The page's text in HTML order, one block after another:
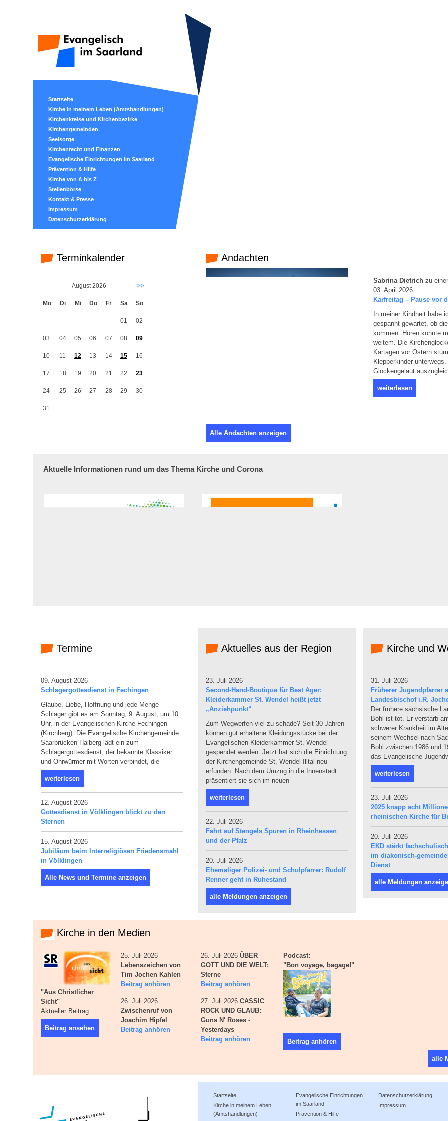
Startseite
Kirche in meinem Leben (Amtshandlungen)
Kirchenkreise und Kirchenbezirke
Kirchengemeinden
Seelsorge
Kirchenrecht und Finanzen
Evangelische Einrichtungen im Saarland
Prävention & Hilfe
Kirche von A bis Z
Stellenbörse
Kontakt & Presse
Impressum
Datenschutzerklärung
Terminkalender
August 2026 >>
Mo Di Mi Do Fr Sa So
01 02
03 04 05 06 07 08 09
10 11 12 13 14 15 16
17 18 19 20 21 22 23
24 25 26 27 28 29 30
31
Andachten
Sabrina Dietrich zu
03. April 2026
Karfreitag – Pause vor
In meiner Kindheit habe
gespannt gewartet, ob
kommen. Hören konnte
weitem. Die
Kartagen vor Ostern
Klepperkinder
Glockengeläut
weiterlesen
Alle Andachten anzeigen
Aktuelle Informationen rund um das Thema Kirche und Corona
Termine
09. August 2026
Schlagergottesdienst in Fechingen
Glaube, Liebe, Hoffnung und jede Menge
Schlager gibt es am Sonntag, 9. August, um 10
Uhr, in der Evangelischen Kirche Fechingen
(Kirchberg). Die Evangelische Kirchengemeinde
Saarbrücken-Halberg lädt ein zum
Schlagergottesdienst, der bekannte Klassiker
und Ohrwürmer mit Worten verbindet, die
weiterlesen
12. August 2026
Gottesdienst in Völklingen blickt zu den
Sternen
15. August 2026
Jubiläum beim Interreligiösen Friedensmahl
in Völklingen
Alle News und Termine anzeigen
Aktuelles aus der Region
23. Juli 2026
Second-Hand-Boutique für Best Ager:
Kleiderkammer St. Wendel heißt jetzt
„Anziehpunkt“
Zum Wegwerfen viel zu schade? Seit 30 Jahren
können gut erhaltene Kleidungsstücke bei der
Evangelischen Kleiderkammer St. Wendel
gespendet werden. Jetzt hat sich die Einrichtung
der Kirchengemeinde St, Wendel-Illtal neu
erfunden: Nach dem Umzug in die Innenstadt
präsentiert sie sich im neuen
weiterlesen
22. Juli 2026
Fahrt auf Stengels Spuren in Rheinhessen
und der Pfalz
20. Juli 2026
Ehemaliger Polizei- und Schulpfarrer: Rudolf
Renner geht in Ruhestand
alle Meldungen anzeigen
Kirche und
31. Juli 2026
Früherer Jugendpfarrer
Landesbischof i.R.
Der frühere sächsische
Bohl ist tot. Er verstarb
schwerer Krankheit im
seinem Wechsel nach
Bohl zwischen 1986 und
das Evangelische
weiterlesen
23. Juli 2026
2025 knapp acht
rheinischen Kirche für
20. Juli 2026
EKD stärkt
im diakonisch-
Dienst
alle Meldungen
Kirche in den Medien
"Aus Christlicher
Sicht"
Aktueller Beitrag
Beitrag ansehen
25. Juli 2026
Lebenszeichen von
Tim Jochen Kahlen
Beitrag anhören
26. Juli 2026 ÜBER
GOTT UND DIE WELT:
Sterne
Beitrag anhören
26. Juli 2026
Zwischenruf von
Joachim Hipfel
Beitrag anhören
27. Juli 2026 CASSIC
ROCK UND GLAUB:
Guns N' Roses -
Yesterdays
Beitrag anhören
Podcast:
"Bon voyage, bagage!"
Beitrag anhören
alle
Startseite
Kirche in meinem Leben
(Amtshandlungen)
Evangelische Einrichtungen
im Saarland
Prävention & Hilfe
Datenschutzerklärung
Impressum